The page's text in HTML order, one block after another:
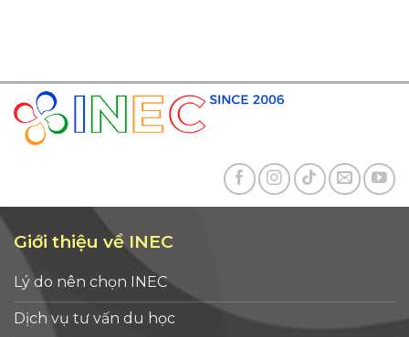
Giới thiệu về INEC
Lý do nên chọn INEC
Dịch vụ tư vấn du học